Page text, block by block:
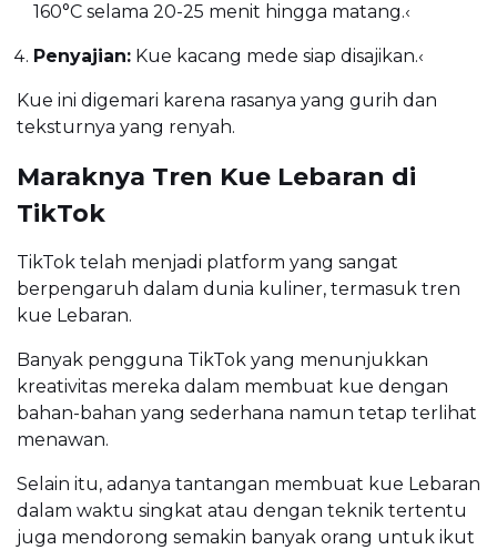
160°C selama 20-25 menit hingga matang.‹
Penyajian: Kue kacang mede siap disajikan.‹
Kue ini digemari karena rasanya yang gurih dan
teksturnya yang renyah.
Maraknya Tren Kue Lebaran di
TikTok
TikTok telah menjadi platform yang sangat
berpengaruh dalam dunia kuliner, termasuk tren
kue Lebaran.
Banyak pengguna TikTok yang menunjukkan
kreativitas mereka dalam membuat kue dengan
bahan-bahan yang sederhana namun tetap terlihat
menawan.
Selain itu, adanya tantangan membuat kue Lebaran
dalam waktu singkat atau dengan teknik tertentu
juga mendorong semakin banyak orang untuk ikut